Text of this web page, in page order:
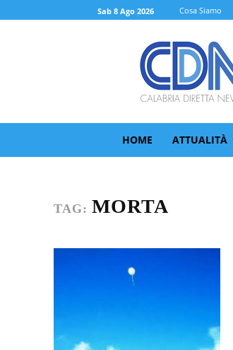
Sab 8 Ago 2026 Cosa Siamo
HOME ATTUALITÀ
TAG: MORTA